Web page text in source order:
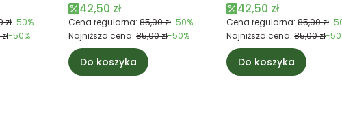
zł-50%
-50%
Cena promocyjna
42,50 zł
Cena regularna: 85,00 zł-50%
Najniższa cena: 85,00 zł-50%
Do koszyka
Cena promocyjna
42,50 zł
Cena regularna: 85,00 zł-
Najniższa cena: 85,00 zł-
Do koszyka